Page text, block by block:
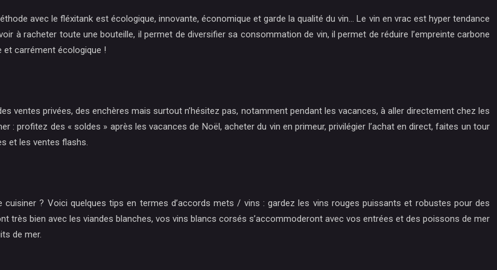
avec le fléxitank est écologique, innovante, économique et garde la qualité du vin… Le vin en vrac est hyper tendance
à racheter toute une bouteille, il permet de diversifier sa consommation de vin, il permet de réduire l’empreinte carbone
et carrément écologique !
ventes privées, des enchères mais surtout n’hésitez pas, notamment pendant les vacances, à aller directement chez les
: profitez des « soldes » après les vacances de Noël, acheter du vin en primeur, privilégier l’achat en direct, faites un tour
et les ventes flashs.
? Voici quelques tips en termes d’accords mets / vins : gardez les vins rouges puissants et robustes pour des
très bien avec les viandes blanches, vos vins blancs corsés s’accommoderont avec vos entrées et des poissons de mer
de mer.